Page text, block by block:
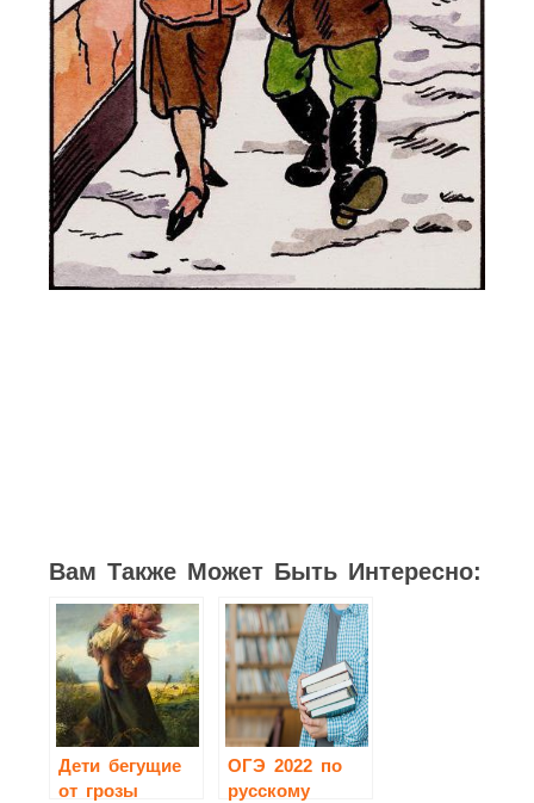
Вам Также Может Быть Интересно:
Дети бегущие
от грозы
ОГЭ 2022 по
русскому